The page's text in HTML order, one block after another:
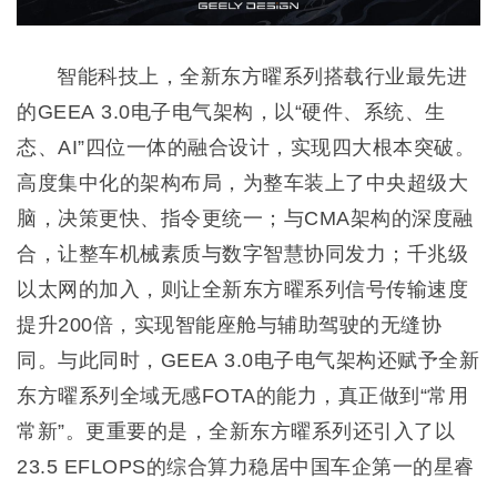
智能科技上，全新东方曜系列搭载行业最先进
的GEEA 3.0电子电气架构，以“硬件、系统、生
态、AI”四位一体的融合设计，实现四大根本突破。
高度集中化的架构布局，为整车装上了中央超级大
脑，决策更快、指令更统一；与CMA架构的深度融
合，让整车机械素质与数字智慧协同发力；千兆级
以太网的加入，则让全新东方曜系列信号传输速度
提升200倍，实现智能座舱与辅助驾驶的无缝协
同。与此同时，GEEA 3.0电子电气架构还赋予全新
东方曜系列全域无感FOTA的能力，真正做到“常用
常新”。更重要的是，全新东方曜系列还引入了以
23.5 EFLOPS的综合算力稳居中国车企第一的星睿